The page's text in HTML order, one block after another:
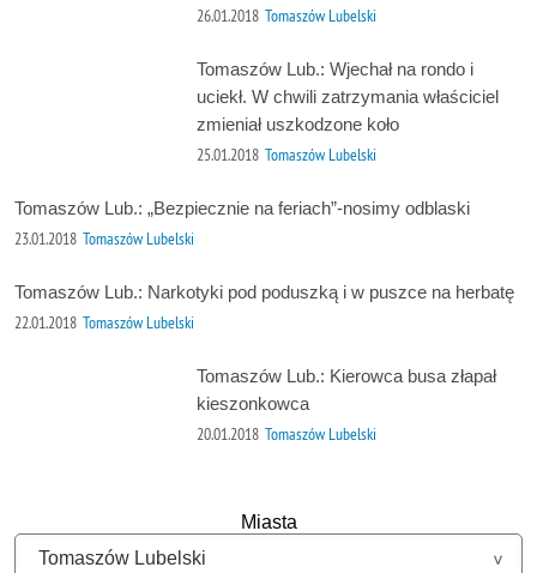
26.01.2018 Tomaszów Lubelski
Tomaszów Lub.: Wjechał na rondo i
uciekł. W chwili zatrzymania właściciel
zmieniał uszkodzone koło
25.01.2018 Tomaszów Lubelski
Tomaszów Lub.: „Bezpiecznie na feriach”-nosimy odblaski
23.01.2018 Tomaszów Lubelski
Tomaszów Lub.: Narkotyki pod poduszką i w puszce na herbatę
22.01.2018 Tomaszów Lubelski
Tomaszów Lub.: Kierowca busa złapał
kieszonkowca
20.01.2018 Tomaszów Lubelski
Miasta